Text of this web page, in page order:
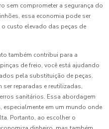
sem comprometer a segurança do
essa economia pode ser
custo elevado das peças de
também contribui para a
de freio, você está ajudando
pela substituição de peças.
reparadas e reutilizadas,
sanitários. Essa abordagem
especialmente em um mundo onde
Portanto, ao escolher o